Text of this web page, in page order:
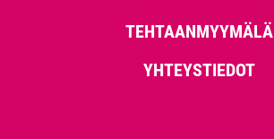
TEHTAANMYYMÄLÄ
YHTEYSTIEDOT